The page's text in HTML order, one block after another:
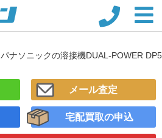
パナソニックの溶接機DUAL-POWER
メール査定
宅配買取の申込